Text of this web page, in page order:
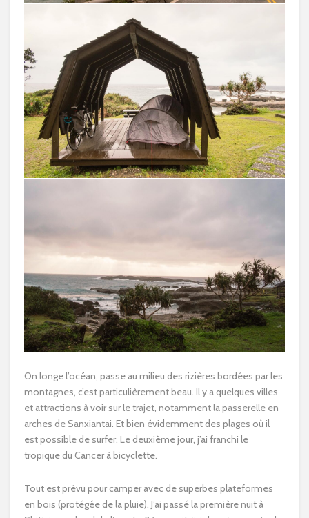
On longe l’océan, passe au milieu des rizières bordées par les
montagnes, c’est particulièrement beau. Il y a quelques villes
et attractions à voir sur le trajet, notamment la passerelle en
arches de Sanxiantai. Et bien évidemment des plages où il
est possible de surfer. Le deuxième jour, j’ai franchi le
tropique du Cancer à bicyclette.
Tout est prévu pour camper avec de superbes plateformes
en bois (protégée de la pluie). J’ai passé la première nuit à